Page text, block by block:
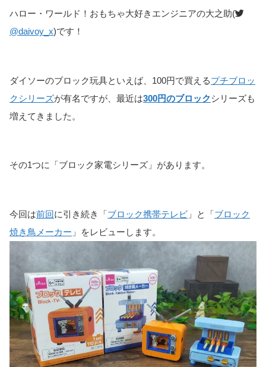
ハロー・ワールド！おもちゃ大好きエンジニアの大之助(
@daivoy_x)です！
ダイソーのブロック玩具といえば、100円で買えるプチブロッ
クシリーズが有名ですが、最近は300円のブロックシリーズも
増えてきました。
その1つに「ブロック家電シリーズ」があります。
今回は前回に引き続き「ブロック携帯テレビ 」と「ブロック
焼き鳥メーカー 」をレビューします。